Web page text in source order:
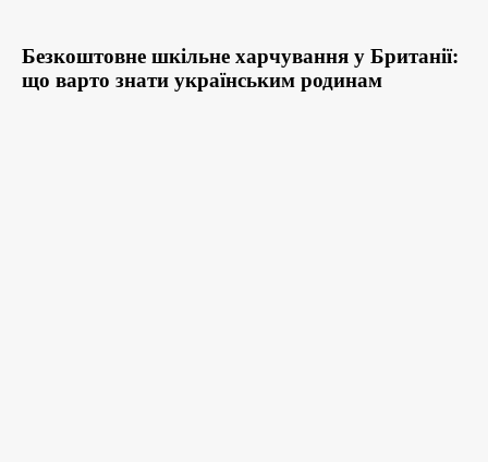
Безкоштовне шкільне харчування у Британії:
що варто знати українським родинам